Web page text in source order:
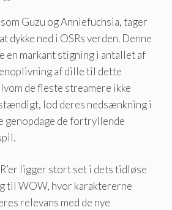
Guzu og Anniefuchsia, tager
dykke ned i OSRs verden. Denne
en markant stigning i antallet af
af dille til dette
de fleste streamere ikke
lod deres nedsænkning i
genopdage de fortryllende
ligger stort set i dets tidløse
til WOW, hvor karaktererne
relevans med de nye